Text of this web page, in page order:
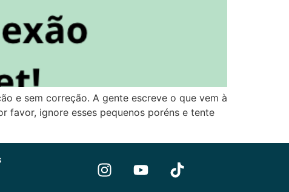
e sem correção. A gente escreve o que vem à
favor, ignore esses pequenos poréns e tente